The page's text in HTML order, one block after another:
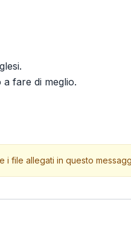
fare di meglio.
i file allegati in questo